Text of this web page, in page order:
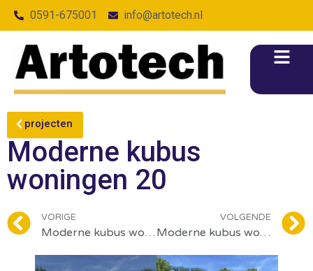
0591-675001 info@artotech.nl
projecten
Moderne kubus
woningen 20
VORIGE
Moderne kubus woningen 22
VOLGENDE
Moderne kubus woningen 19